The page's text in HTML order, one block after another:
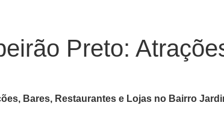
Preto:
Bares, Restaurantes e Lojas no Bairro